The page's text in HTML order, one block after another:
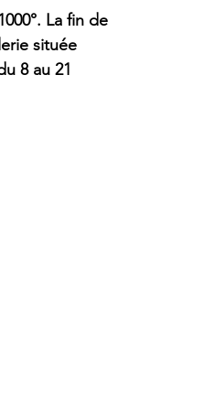
La fin de
située
8 au 21